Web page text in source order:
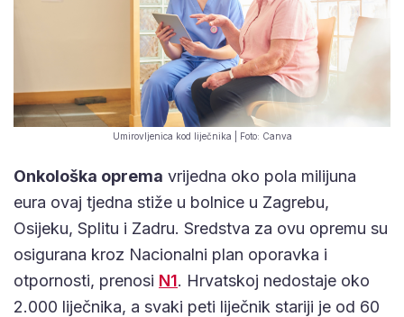
Umirovljenica kod liječnika | Foto: Canva
Onkološka oprema vrijedna oko pola milijuna
eura ovaj tjedna stiže u bolnice u Zagrebu,
Osijeku, Splitu i Zadru. Sredstva za ovu opremu su
osigurana kroz Nacionalni plan oporavka i
otpornosti, prenosi N1. Hrvatskoj nedostaje oko
2.000 liječnika, a svaki peti liječnik stariji je od 60